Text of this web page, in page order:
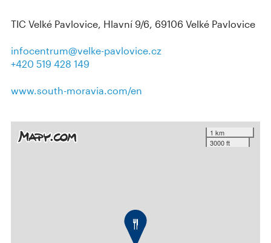
TIC Velké Pavlovice, Hlavní 9/6, 69106 Velké Pavlovice
infocentrum@velke-pavlovice.cz
+420 519 428 149
www.south-moravia.com/en
1 km
3000 ft